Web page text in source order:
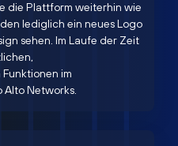
die Plattform weiterhin wie
lediglich ein neues Logo
sehen. Im Laufe der Zeit
im
Alto Networks.